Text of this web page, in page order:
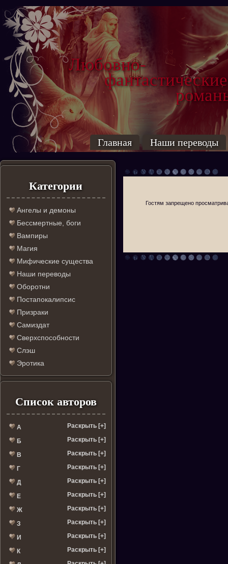
Любовно-
фантастические
Главная Наши переводы
Категории
Ангелы и демоны
Бессмертные, боги
Вампиры
Магия
Мифические существа
Наши переводы
Оборотни
Постапокалипсис
Призраки
Самиздат
Сверхспособности
Слэш
Эротика
Список авторов
А Раскрыть [+]
Б Раскрыть [+]
В Раскрыть [+]
Г Раскрыть [+]
Д Раскрыть [+]
Е Раскрыть [+]
Ж Раскрыть [+]
З Раскрыть [+]
И Раскрыть [+]
К Раскрыть [+]
Гостям запрещено